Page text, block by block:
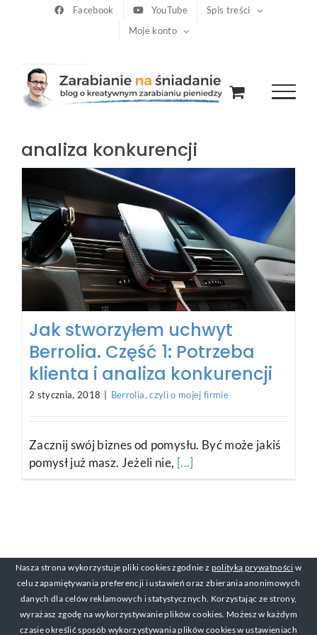
Facebook YouTube
Spis treści
Moje konto
analiza konkurencji
Jak stworzyłem uchwyt
Berrolia. Część 1: Potrzeba
klienta i analiza konkurencji
2 stycznia, 2018 Berrolia, czyli o mojej firmie
Zacznij swój biznes od pomysłu. Być może jakiś
pomysł już masz. Jeżeli nie, [...]
Nasza strona wykorzystuje pliki cookies zgodnie z polityką prywatności w
celu zapamiętywania preferencji i ustawień oraz zbierania anonimowych
danych dla celów reklamowych i statystycznych. Korzystając ze strony,
wyrażasz zgodę na wykorzystywanie plików cookies. Możesz w każdym
czasie określić sposób wykorzystywania plików cookies w ustawieniach